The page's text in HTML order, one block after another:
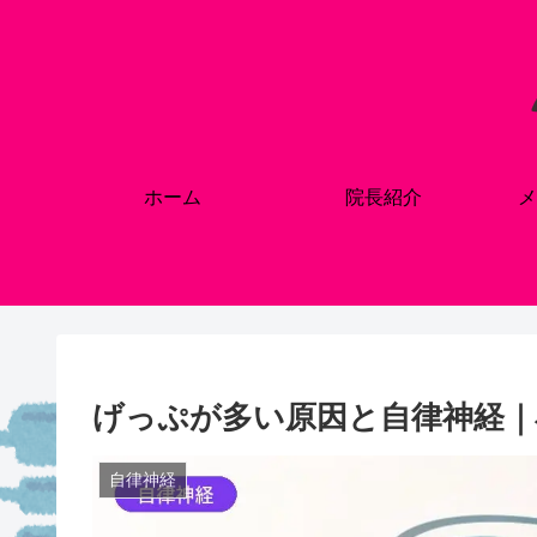
ホーム 院長紹介
げっぷが多い原因と自律神経
自律神経